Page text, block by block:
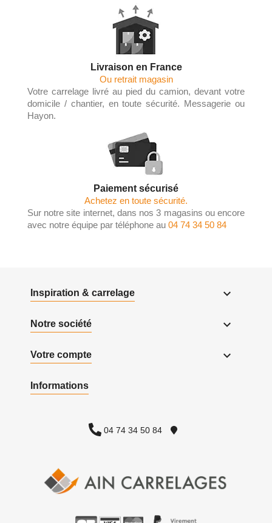
Livraison en France
Ou retrait magasin
Votre carrelage livré au pied du camion, devant votre
domicile / chantier, en toute sécurité. Messagerie ou
Hayon.
Paiement sécurisé
Achetez en toute sécurité.
Sur notre site internet, dans nos 3 magasins ou encore
avec notre équipe par téléphone au 04 74 34 50 84
Inspiration & carrelage 
Notre société 
Votre compte 
Informations
04 74 34 50 84